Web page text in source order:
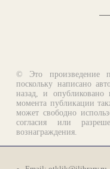
© Это произведение
поскольку написано
назад, и
момента публикации
может свободно
согласия или
вознаграждения.